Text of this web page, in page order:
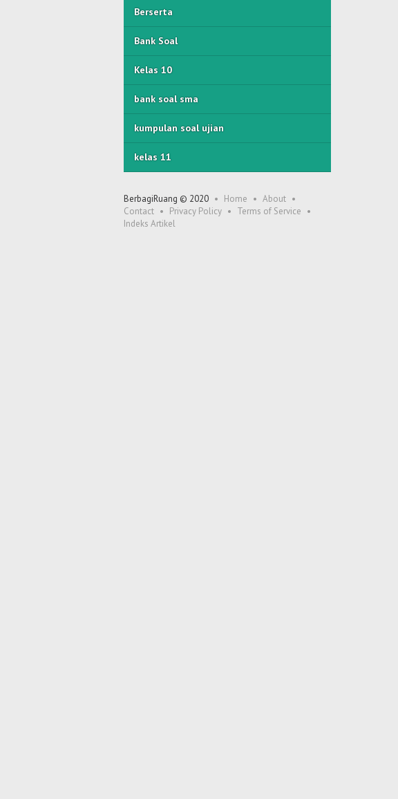
Berserta
Bank Soal
Kelas 10
bank soal sma
kumpulan soal ujian
kelas 11
BerbagiRuang © 2020 Home
About
Contact
Privacy Policy
Terms of Service
Indeks Artikel